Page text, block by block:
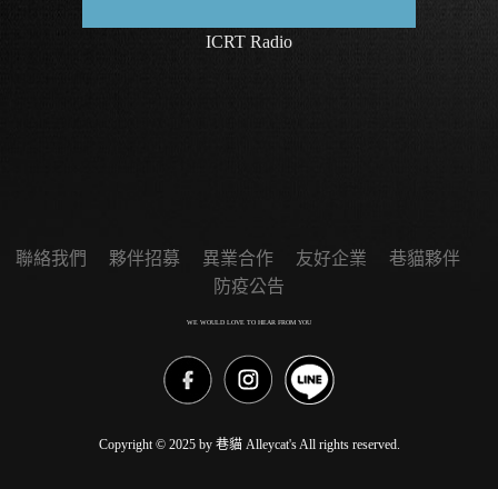
ICRT Radio
聯絡我們 夥伴招募 異業合作 友好企業
巷貓夥伴
防疫公告
WE WOULD LOVE TO HEAR FROM YOU
Copyright © 2025 by 巷貓 Alleycat's All rights reserved.